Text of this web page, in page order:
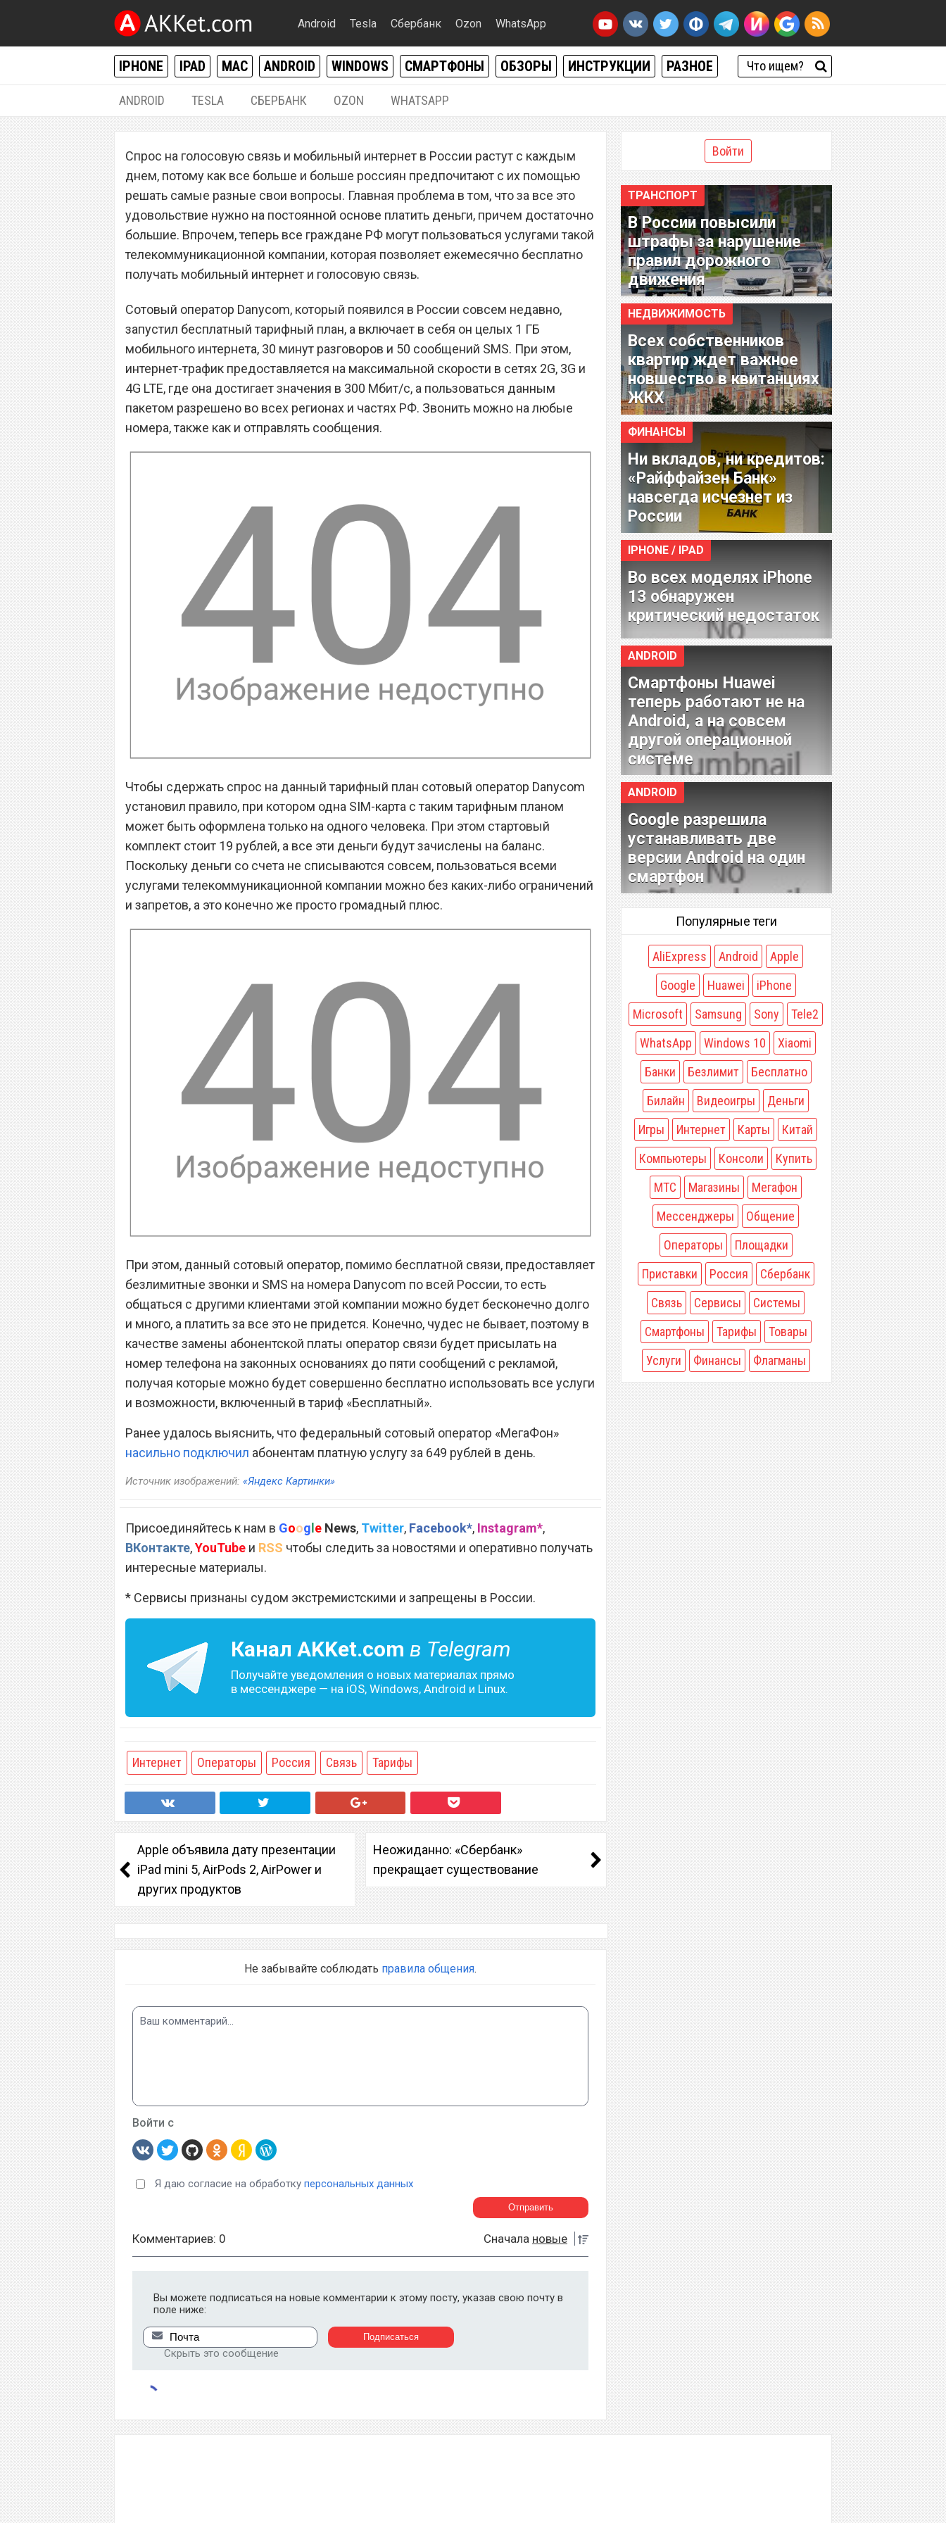
Android Tesla Сбербанк Ozon WhatsApp
IPHONE IPAD MAC ANDROID WINDOWS СМАРТФОНЫ ОБЗОРЫ ИНСТРУКЦИИ РАЗНОЕ
ANDROID TESLA СБЕРБАНК OZON WHATSAPP
Новый сотовый оператор запустил
бесплатный тарифный план с
мобильным интернетом и минутами
разговоров
Спрос на голосовую связь и мобильный интернет в России растут с каждым
днем, потому как все больше и больше россиян предпочитают с их помощью
решать самые разные свои вопросы. Главная проблема в том, что за все это
удовольствие нужно на постоянной основе платить деньги, причем достаточно
большие. Впрочем, теперь все граждане РФ могут пользоваться услугами такой
телекоммуникационной компании, которая позволяет ежемесячно бесплатно
получать мобильный интернет и голосовую связь.
Сотовый оператор Danycom, который появился в России совсем недавно,
запустил бесплатный тарифный план, а включает в себя он целых 1 ГБ
мобильного интернета, 30 минут разговоров и 50 сообщений SMS. При этом,
интернет-трафик предоставляется на максимальной скорости в сетях 2G, 3G и
4G LTE, где она достигает значения в 300 Мбит/с, а пользоваться данным
пакетом разрешено во всех регионах и частях РФ. Звонить можно на любые
номера, также как и отправлять сообщения.
Чтобы сдержать спрос на данный тарифный план сотовый оператор Danycom
установил правило, при котором одна SIM-карта с таким тарифным планом
может быть оформлена только на одного человека. При этом стартовый
комплект стоит 19 рублей, а все эти деньги будут зачислены на баланс.
Поскольку деньги со счета не списываются совсем, пользоваться всеми
услугами телекоммуникационной компании можно без каких-либо ограничений
и запретов, а это конечно же просто громадный плюс.
При этом, данный сотовый оператор, помимо бесплатной связи, предоставляет
безлимитные звонки и SMS на номера Danycom по всей России, то есть
общаться с другими клиентами этой компании можно будет бесконечно долго
и много, а платить за все это не придется. Конечно, чудес не бывает, поэтому в
качестве замены абонентской платы оператор связи будет присылать на
номер телефона на законных основаниях до пяти сообщений с рекламой,
получая которые можно будет совершенно бесплатно использовать все услуги
и возможности, включенный в тариф «Бесплатный».
Ранее удалось выяснить, что федеральный сотовый оператор «МегаФон»
насильно подключил абонентам платную услугу за 649 рублей в день.
Источник изображений: «Яндекс Картинки»
Присоединяйтесь к нам в Google News, Twitter, Facebook*, Instagram*,
ВКонтакте,YouTube и RSS чтобы следить за новостями и оперативно получать
интересные материалы.
* Сервисы признаны судом экстремистскими и запрещены в России.
Канал AKKet.com в Telegram
Получайте уведомления о новых материалах прямо
в мессенджере — на iOS, Windows, Android и Linux.
Интернет Операторы Россия Связь Тарифы
Apple объявила дату презентации
iPad mini 5, AirPods 2, AirPower и
других продуктов
Неожиданно: «Сбербанк»
прекращает существование
Не забывайте соблюдать правила общения.
Войти с
Я даю согласие на обработку персональных данных
Комментариев: 0 Сначала новые
Вы можете подписаться на новые комментарии к этому посту, указав свою почту в
поле ниже:
Скрыть это сообщение
Войти
ТРАНСПОРТ
В России повысили
штрафы за нарушение
правил дорожного
движения
НЕДВИЖИМОСТЬ
Всех собственников
квартир ждет важное
новшество в квитанциях
ЖКХ
ФИНАНСЫ
Ни вкладов, ни кредитов:
«Райффайзен Банк»
навсегда исчезнет из
России
IPHONE / IPAD
Во всех моделях iPhone
13 обнаружен
критический недостаток
ANDROID
Смартфоны Huawei
теперь работают не на
Android, а на совсем
другой операционной
системе
ANDROID
Google разрешила
устанавливать две
версии Android на один
смартфон
Популярные теги
AliExpress Android
Apple
Google
Huawei
iPhone
Microsoft
Samsung Sony
Tele2
WhatsApp
Windows 10
Xiaomi
Банки
Безлимит
Бесплатно
Билайн
Видеоигры
Деньги
Игры
Интернет Карты
Китай
Компьютеры
Консоли
Купить
МТС
Магазины
Мегафон
Мессенджеры
Общение
Операторы
Площадки
Приставки
Россия
Сбербанк
Связь
Сервисы
Системы
Смартфоны
Тарифы
Товары
Услуги
Финансы Флагманы